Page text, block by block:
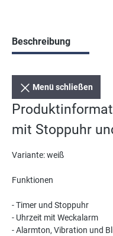
Beschreibung
Menü schließen
mit Stoppuhr
Variante: weiß
Funktionen
- Timer und Stoppuhr
- Uhrzeit mit Weckalarm
- Alarmton, Vibration und